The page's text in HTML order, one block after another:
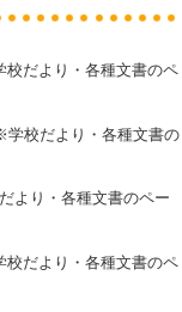
だより・各種文書のペ
学校だより・各種文書の
より・各種文書のペー
だより・各種文書のペ